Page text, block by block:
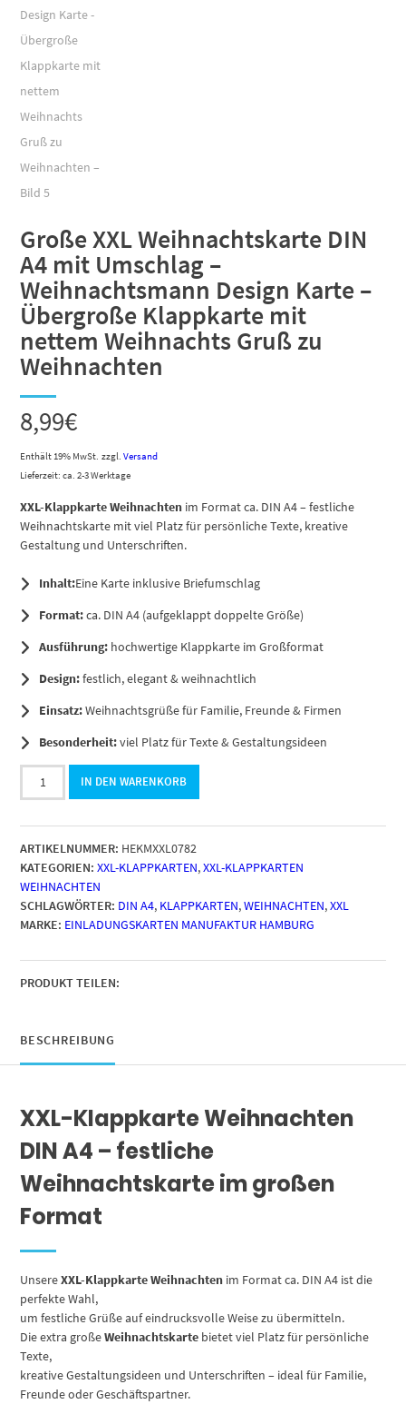
Große XXL Weihnachtskarte DIN
A4 mit Umschlag –
Weihnachtsmann Design Karte –
Übergroße Klappkarte mit
nettem Weihnachts Gruß zu
Weihnachten
8,99€
Enthält 19% MwSt. zzgl.Versand
Lieferzeit: ca. 2-3 Werktage
XXL-Klappkarte Weihnachten im Format ca. DIN A4 – festliche
Weihnachtskarte mit viel Platz für persönliche Texte, kreative
Gestaltung und Unterschriften.
Inhalt:Eine Karte inklusive Briefumschlag
Format:ca. DIN A4 (aufgeklappt doppelte Größe)
Ausführung: hochwertige Klappkarte im Großformat
Design:festlich, elegant & weihnachtlich
Einsatz:Weihnachtsgrüße für Familie, Freunde & Firmen
Besonderheit:viel Platz für Texte & Gestaltungsideen
Große
DIN
A4
mit
Umschlag
-
Weihnachtsmann
Karte
-
mit
nettem
zu
Menge
IN DEN WARENKORB
ARTIKELNUMMER: HEKMXXL0782
KATEGORIEN: XXL-KLAPPKARTEN,XXL-KLAPPKARTEN
WEIHNACHTEN
SCHLAGWÖRTER: DIN A4, KLAPPKARTEN,WEIHNACHTEN,XXL
MARKE: EINLADUNGSKARTEN MANUFAKTUR HAMBURG
PRODUKT TEILEN:
BESCHREIBUNG
XXL-Klappkarte Weihnachten
DIN A4 – festliche
Weihnachtskarte im großen
Format
UnsereXXL-Klappkarte Weihnachten im Format ca. DIN A4 ist die
perfekte Wahl,
um festliche Grüße auf eindrucksvolle Weise zu übermitteln.
Die extra großeWeihnachtskarte bietet viel Platz für persönliche
Texte,
kreative Gestaltungsideen und Unterschriften – ideal für Familie,
Freunde oder Geschäftspartner.